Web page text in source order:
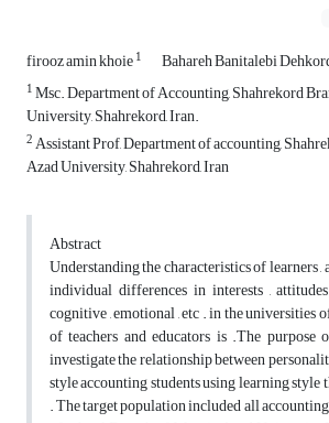
firooz amin khoie1 Bahareh Banitalebi
1Msc. Department of Accounting, Shahrekord
University, Shahrekord, Iran.
2Assistant Prof, Department of accounting,
Azad University, Shahrekord, Iran
Abstract
Understanding the characteristics of learners
individual differences in interests ,
cognitive , emotional , etc . in the universities
of teachers and educators is .The
investigate the relationship between
style accounting students using learning
. The target population included all